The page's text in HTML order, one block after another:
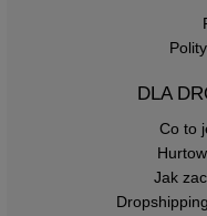
DLA
Co to
Jak